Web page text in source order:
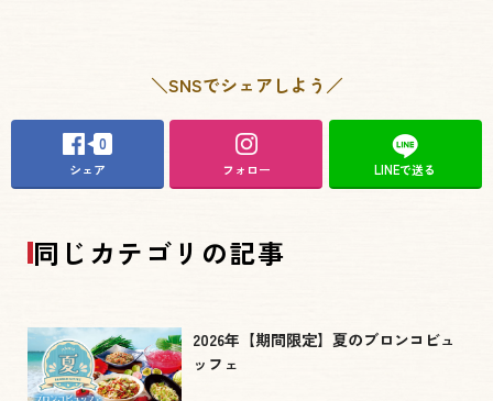
＼SNSでシェアしよう／
0
シェア フォロー LINEで送る
同じカテゴリの記事
2026年【期間限定】夏のブロンコビュ
ッフェ